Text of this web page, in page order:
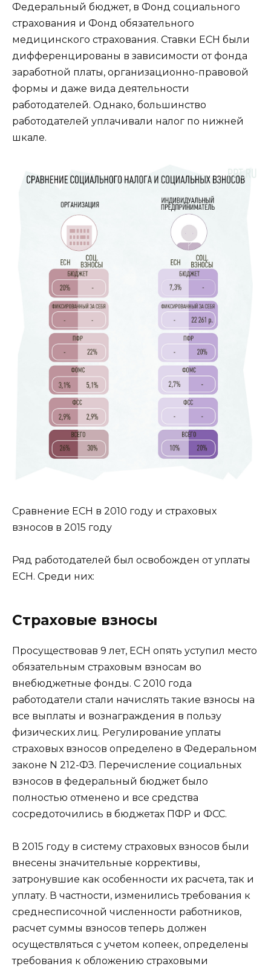
Федеральный бюджет, в Фонд социального
страхования и Фонд обязательного
медицинского страхования. Ставки ЕСН были
дифференцированы в зависимости от фонда
заработной платы, организационно-правовой
формы и даже вида деятельности
работодателей. Однако, большинство
работодателей уплачивали налог по нижней
шкале.
Сравнение ЕСН в 2010 году и страховых
взносов в 2015 году
Ряд работодателей был освобожден от уплаты
ЕСН. Среди них:
Страховые взносы
Просуществовав 9 лет, ЕСН опять уступил место
обязательным страховым взносам во
внебюджетные фонды. С 2010 года
работодатели стали начислять такие взносы на
все выплаты и вознаграждения в пользу
физических лиц. Регулирование уплаты
страховых взносов определено в Федеральном
законе N 212-ФЗ. Перечисление социальных
взносов в федеральный бюджет было
полностью отменено и все средства
сосредоточились в бюджетах ПФР и ФСС.
В 2015 году в систему страховых взносов были
внесены значительные коррективы,
затронувшие как особенности их расчета, так и
уплату. В частности, изменились требования к
среднесписочной численности работников,
расчет суммы взносов теперь должен
осуществляться с учетом копеек, определены
требования к обложению страховыми